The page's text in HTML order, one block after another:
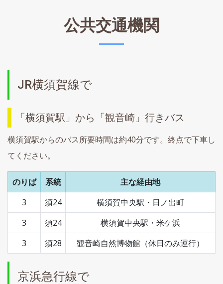
公共交通機関
JR横須賀線で
「横須賀駅」から「観音崎」行きバス
横須賀駅からのバス所要時間は約40分です。終点で下車し
てください。
のりば 系統
主な経由地
3
須24
横須賀中央駅・日ノ出町
3
須24
横須賀中央駅・米ケ浜
3
須28 観音崎自然博物館（休日のみ運行）
京浜急行線で